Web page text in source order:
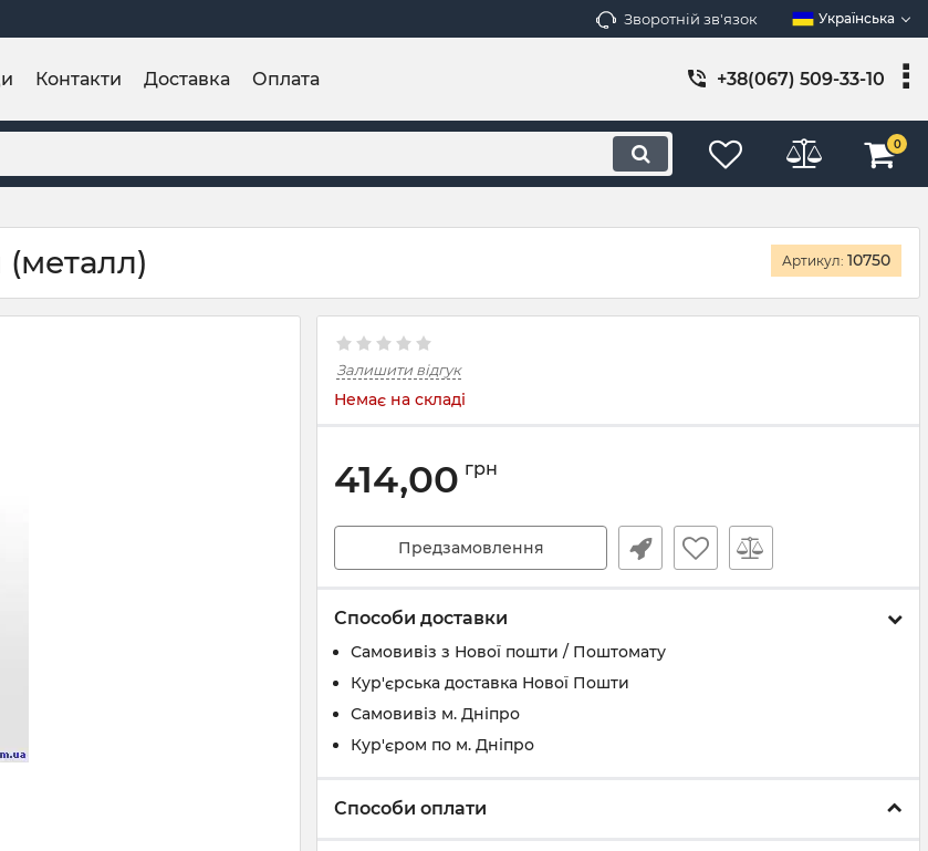
Зворотній зв'язок Українська
Контакти Доставка Оплата +38(067) 509-33-10
0
Артикул: 10750
Залишити відгук
Немає на складі
414,00 грн
Предзамовлення
Способи доставки
Самовивіз з Нової пошти / Поштомату
Кур'єрська доставка Нової Пошти
Самовивіз м. Дніпро
Кур'єром по м. Дніпро
Способи оплати